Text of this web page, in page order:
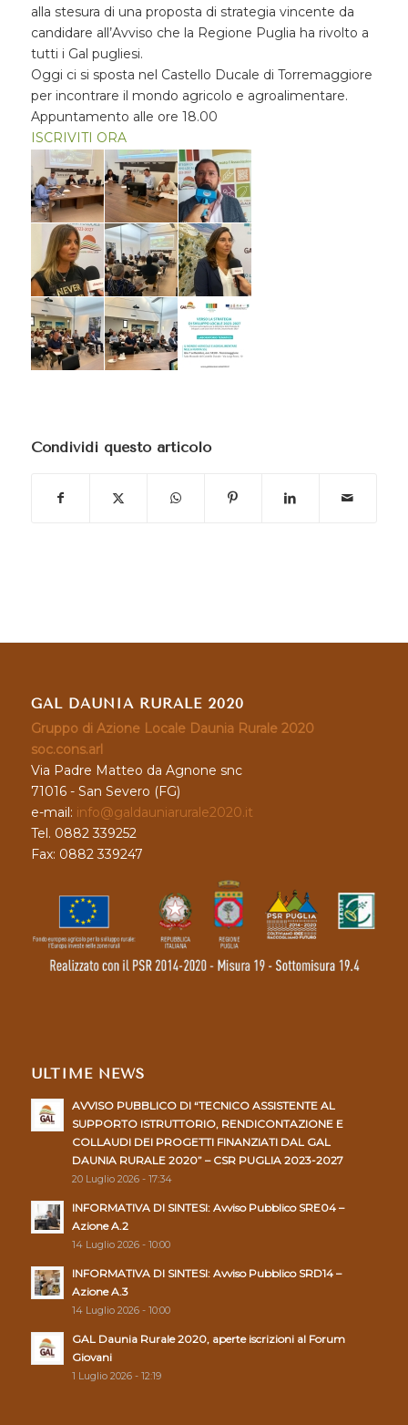
alla stesura di una proposta di strategia vincente da
candidare all’Avviso che la Regione Puglia ha rivolto a
tutti i Gal pugliesi.
Oggi ci si sposta nel Castello Ducale di Torremaggiore
per incontrare il mondo agricolo e agroalimentare.
Appuntamento alle ore 18.00
ISCRIVITI ORA
Condividi questo articolo
GAL DAUNIA RURALE 2020
Gruppo di Azione Locale Daunia Rurale 2020
soc.cons.arl
Via Padre Matteo da Agnone snc
71016 - San Severo (FG)
e-mail: info@galdauniarurale2020.it
Tel. 0882 339252
Fax: 0882 339247
ULTIME NEWS
AVVISO PUBBLICO DI “TECNICO ASSISTENTE AL
SUPPORTO ISTRUTTORIO, RENDICONTAZIONE E
COLLAUDI DEI PROGETTI FINANZIATI DAL GAL
DAUNIA RURALE 2020” – CSR PUGLIA 2023-2027
20 Luglio 2026 - 17:34
INFORMATIVA DI SINTESI: Avviso Pubblico SRE04 –
Azione A.2
14 Luglio 2026 - 10:00
INFORMATIVA DI SINTESI: Avviso Pubblico SRD14 –
Azione A.3
14 Luglio 2026 - 10:00
GAL Daunia Rurale 2020, aperte iscrizioni al Forum
Giovani
1 Luglio 2026 - 12:19